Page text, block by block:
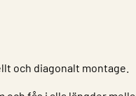
och diagonalt montage.